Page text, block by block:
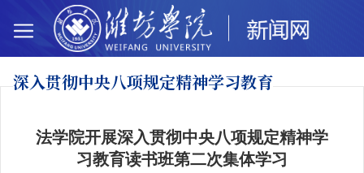
深入贯彻中央八项规定精神学习教育
法学院开展深入贯彻中央八项规定精神学
习教育读书班第二次集体学习